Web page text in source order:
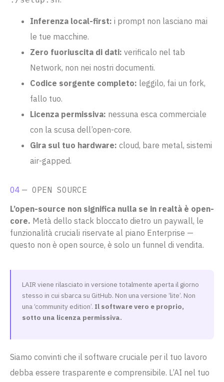
Inferenza local-first: i prompt non lasciano mai
le tue macchine.
Zero fuoriuscita di dati: verificalo nel tab
Network, non nei nostri documenti.
Codice sorgente completo: leggilo, fai un fork,
fallo tuo.
Licenza permissiva: nessuna esca commerciale
con la scusa dell’open-core.
Gira sul tuo hardware: cloud, bare metal, sistemi
air-gapped.
04 — OPEN SOURCE
L’open-source non significa nulla se in realtà è open-
core. Metà dello stack bloccato dietro un paywall, le
funzionalità cruciali riservate al piano Enterprise —
questo non è open source, è solo un funnel di vendita.
LAIR viene rilasciato in versione totalmente aperta il giorno
stesso in cui sbarca su GitHub. Non una versione ‘lite’. Non
una ‘community edition’. Il software vero e proprio,
sotto una licenza permissiva.
Siamo convinti che il software cruciale per il tuo lavoro
debba essere trasparente e comprensibile. L’AI nel tuo